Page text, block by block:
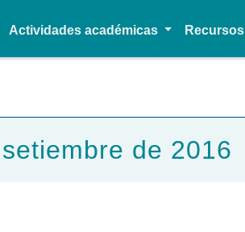
Actividades académicas Recursos
de 2016